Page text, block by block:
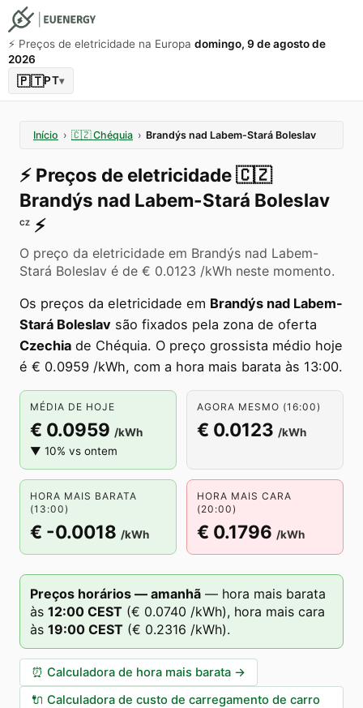
⚡️ Preços de eletricidade na Europa domingo, 9 de agosto de
2026
🇵🇹PT▾
Início › 🇨🇿 Chéquia › Brandýs nad Labem-Stará Boleslav
⚡️ Preços de eletricidade🇨🇿
Brandýs nad Labem-Stará Boleslav
CZ ⚡️
O preço da eletricidade em Brandýs nad Labem-
Stará Boleslav é de € 0.0123 /kWh neste momento.
Os preços da eletricidade em Brandýs nad Labem-
Stará Boleslav são fixados pela zona de oferta
Czechia de Chéquia. O preço grossista médio hoje
é € 0.0959 /kWh, com a hora mais barata às 13:00.
MÉDIA DE HOJE
€ 0.0959 /kWh
▼ 10% vs ontem
AGORA MESMO (16:00)
€ 0.0123 /kWh
HORA MAIS BARATA
(13:00)
€ -0.0018 /kWh
HORA MAIS CARA
(20:00)
€ 0.1796 /kWh
Preços horários — amanhã — hora mais barata
às 12:00 CEST (€ 0.0740 /kWh), hora mais cara
às 19:00 CEST (€ 0.2316 /kWh).
⏰ Calculadora de hora mais barata →
🔌 Calculadora de custo de carregamento de carro